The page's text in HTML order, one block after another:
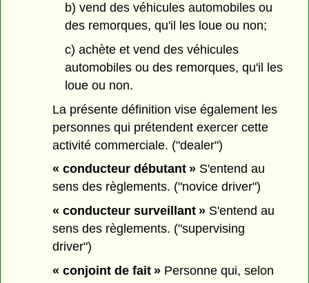
b) vend des véhicules automobiles ou
des remorques, qu'il les loue ou non;
c) achète et vend des véhicules
automobiles ou des remorques, qu'il les
loue ou non.
La présente définition vise également les
personnes qui prétendent exercer cette
activité commerciale. ("dealer")
« conducteur débutant » S'entend au
sens des règlements. ("novice driver")
« conducteur surveillant » S'entend au
sens des règlements. ("supervising
driver")
« conjoint de fait » Personne qui, selon